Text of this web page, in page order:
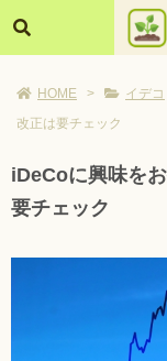
HOME > イデコ
改正は要チェック
iDeCoに興味を
要チェック